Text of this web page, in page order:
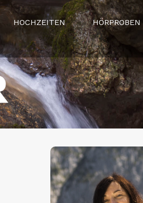
HOCHZEITEN HÖRPROBEN